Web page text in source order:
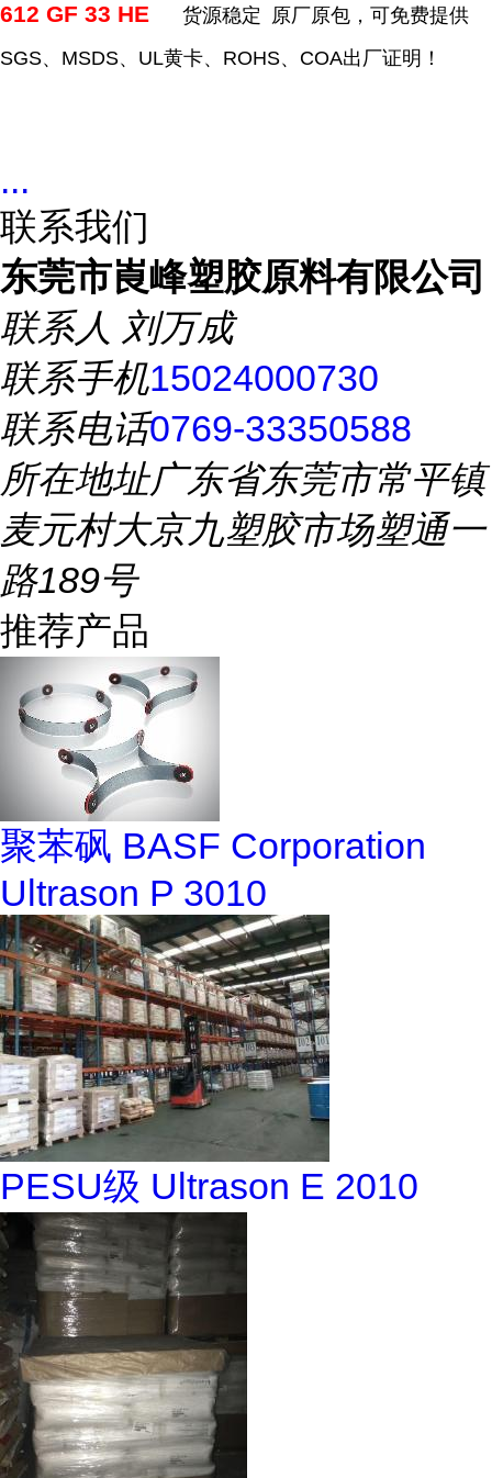
612 GF 33 HE 货源稳定
原厂原包，可免费提供
SGS、 MSDS、 UL黄卡、 ROHS、 COA出厂证明！
...
联系我们
东莞市崀峰塑胶原料有限公司
联系人 刘万成
联系手机15024000730
联系电话0769-33350588
所在地址广东省东莞市常平镇
麦元村大京九塑胶市场塑通一
路189号
推荐产品
聚苯砜 BASF Corporation
Ultrason P 3010
PESU级 Ultrason E 2010